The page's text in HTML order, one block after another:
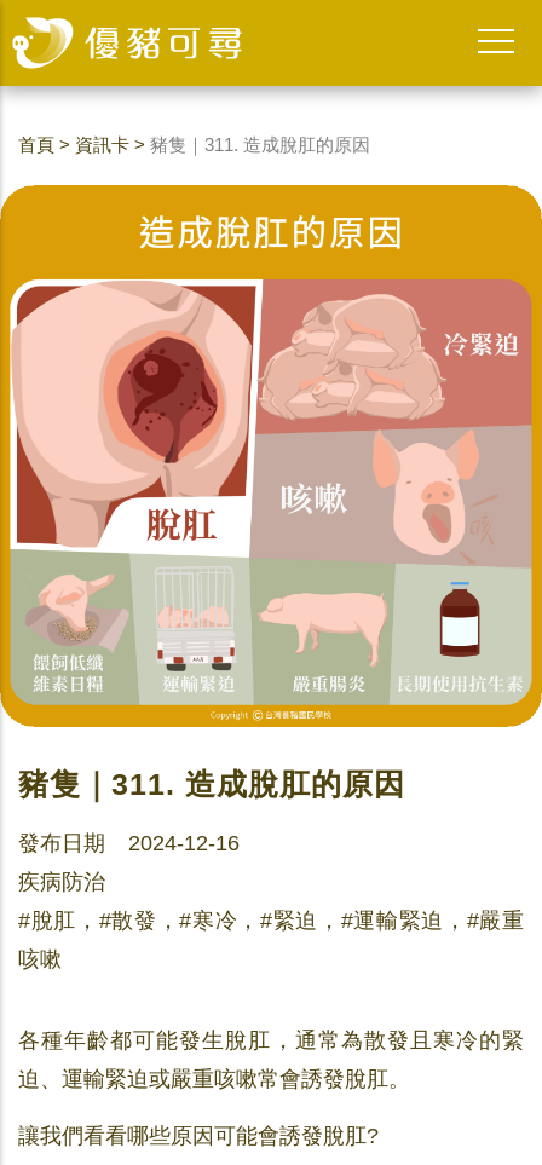
首頁 > 資訊卡 > 豬隻｜311. 造成脫肛的原因
豬隻｜311. 造成脫肛的原因
發布日期 2024-12-16
疾病防治
#脫肛，#散發，#寒冷，#緊迫，#運輸緊迫，#嚴重
咳嗽
各種年齡都可能發生脫肛，通常為散發且寒冷的緊
迫、運輸緊迫或嚴重咳嗽常會誘發脫肛。
讓我們看看哪些原因可能會誘發脫肛?